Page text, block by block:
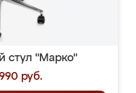
стул "Марко"
руб.